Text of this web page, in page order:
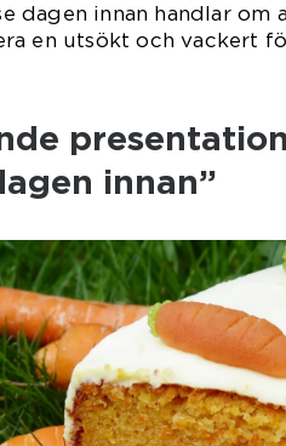
dagen innan handlar om
en utsökt och vackert
innan”